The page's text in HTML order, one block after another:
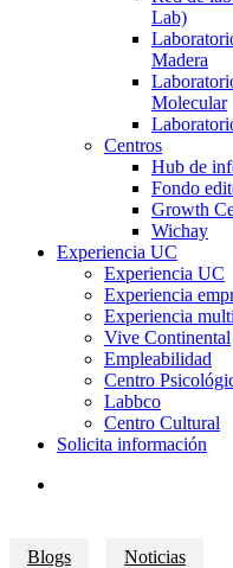
Lab)
Madera
Molecular
Centros
Hub de
Fondo
Growth
Wichay
Experiencia UC
Experiencia UC
Experiencia
Experiencia
Vive Continental
Empleabilidad
Centro
Labbco
Centro Cultural
Solicita información
Blogs Noticias